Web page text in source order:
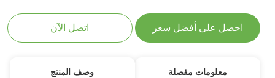
احصل على أفضل سعر اتصل الآن
معلومات مفصلة وصف المنتج